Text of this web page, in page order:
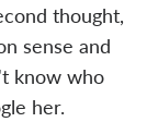
thought,
sense and
know who
her.